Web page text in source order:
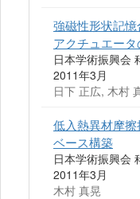
強磁性形状記
アクチュエー
日本学術振興会
2011年3月
日下 正広, 木村
低入熱異材摩
ベース構築
日本学術振興会
2011年3月
木村 真晃